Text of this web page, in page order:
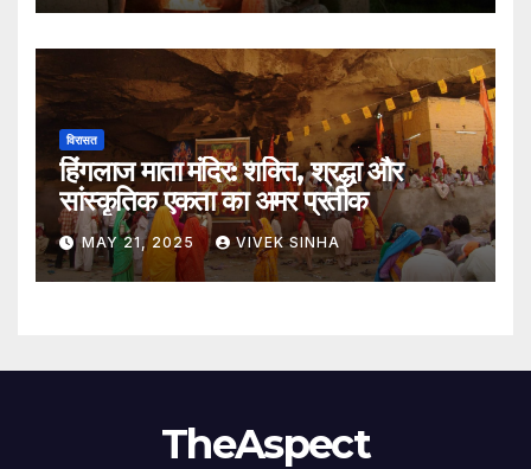
विरासत
हिंगलाज माता मंदिर: शक्ति, श्रद्धा और
सांस्कृतिक एकता का अमर प्रतीक
MAY 21, 2025 VIVEK SINHA
TheAspect